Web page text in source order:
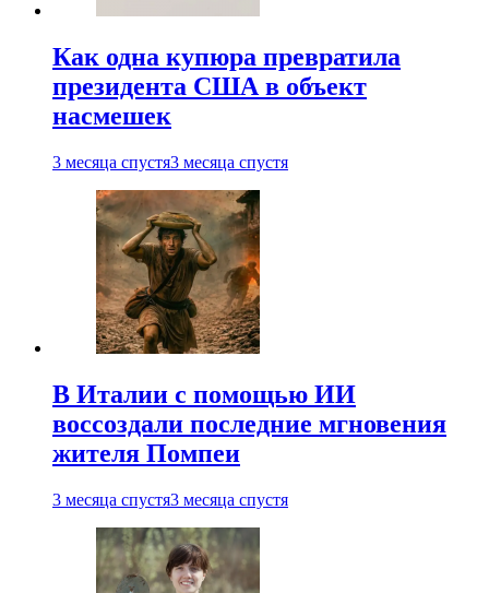
Как одна купюра превратила
президента США в объект
насмешек
3 месяца спустя3 месяца спустя
В Италии с помощью ИИ
воссоздали последние мгновения
жителя Помпеи
3 месяца спустя3 месяца спустя